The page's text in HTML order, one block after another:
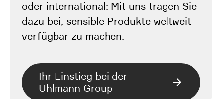
oder international: Mit uns tragen Sie
dazu bei, sensible Produkte weltweit
verfügbar zu machen.
Ihr Einstieg bei der
Uhlmann Group